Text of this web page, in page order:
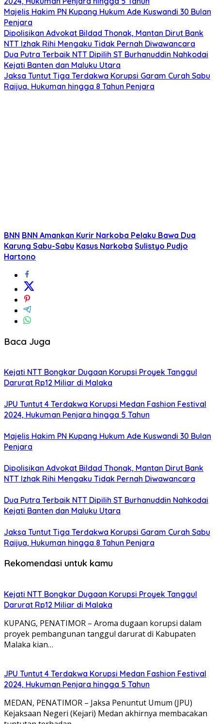
Majelis Hakim PN Kupang Hukum Ade Kuswandi 30 Bulan
Penjara
Dipolisikan Advokat Bildad Thonak, Mantan Dirut Bank
NTT Izhak Rihi Mengaku Tidak Pernah Diwawancara
Dua Putra Terbaik NTT Dipilih ST Burhanuddin Nahkodai
Kejati Banten dan Maluku Utara
Jaksa Tuntut Tiga Terdakwa Korupsi Garam Curah Sabu
Raijua, Hukuman hingga 8 Tahun Penjara
BNN BNN Amankan Kurir Narkoba Pelaku Bawa Dua
Karung Sabu-Sabu Kasus Narkoba Sulistyo Pudjo
Hartono
Baca Juga
Kejati NTT Bongkar Dugaan Korupsi Proyek Tanggul
Darurat Rp12 Miliar di Malaka
JPU Tuntut 4 Terdakwa Korupsi Medan Fashion Festival
2024, Hukuman Penjara hingga 5 Tahun
Majelis Hakim PN Kupang Hukum Ade Kuswandi 30 Bulan
Penjara
Dipolisikan Advokat Bildad Thonak, Mantan Dirut Bank
NTT Izhak Rihi Mengaku Tidak Pernah Diwawancara
Dua Putra Terbaik NTT Dipilih ST Burhanuddin Nahkodai
Kejati Banten dan Maluku Utara
Jaksa Tuntut Tiga Terdakwa Korupsi Garam Curah Sabu
Raijua, Hukuman hingga 8 Tahun Penjara
Rekomendasi untuk kamu
Kejati NTT Bongkar Dugaan Korupsi Proyek Tanggul
Darurat Rp12 Miliar di Malaka
KUPANG, PENATIMOR – Aroma dugaan korupsi dalam
proyek pembangunan tanggul darurat di Kabupaten
Malaka kian…
JPU Tuntut 4 Terdakwa Korupsi Medan Fashion Festival
2024, Hukuman Penjara hingga 5 Tahun
MEDAN, PENATIMOR – Jaksa Penuntut Umum (JPU)
Kejaksaan Negeri (Kejari) Medan akhirnya membacakan